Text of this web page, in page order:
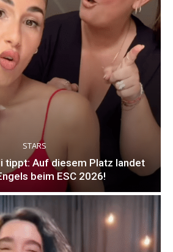
STARS
tippt: Auf diesem Platz landet
beim ESC 2026!